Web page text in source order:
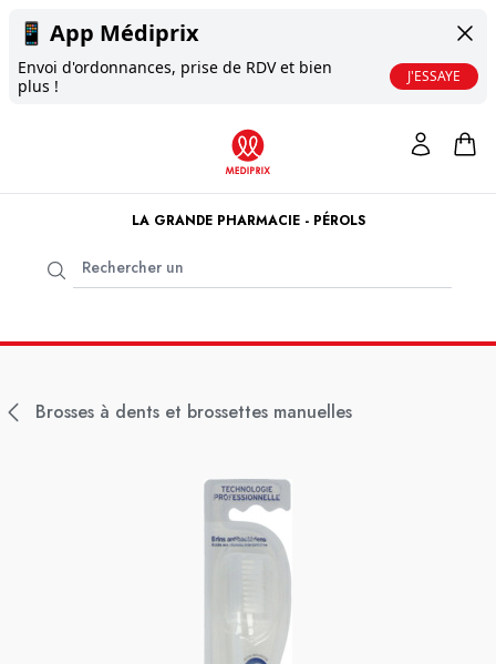
📱 App Médiprix
Envoi d'ordonnances, prise de RDV et bien
plus !
J'ESSAYE
LA GRANDE PHARMACIE - PÉROLS
Brosses à dents et brossettes manuelles